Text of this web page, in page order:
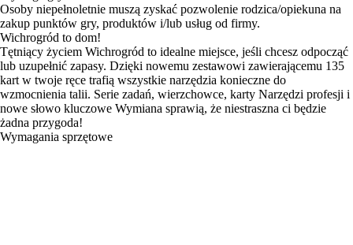
Osoby niepełnoletnie muszą zyskać pozwolenie rodzica/opiekuna na
zakup punktów gry, produktów i/lub usług od firmy.
Wichrogród to dom!
Tętniący życiem Wichrogród to idealne miejsce, jeśli chcesz odpocząć
lub uzupełnić zapasy. Dzięki nowemu zestawowi zawierającemu 135
kart w twoje ręce trafią wszystkie narzędzia konieczne do
wzmocnienia talii. Serie zadań, wierzchowce, karty Narzędzi profesji i
nowe słowo kluczowe Wymiana sprawią, że niestraszna ci będzie
żadna przygoda!
Wymagania sprzętowe